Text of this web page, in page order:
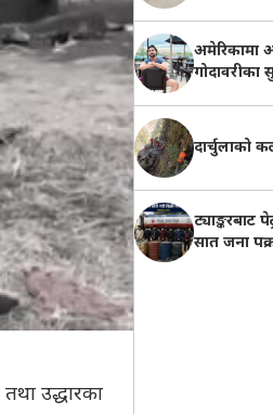
उद्धारका
अमेरिकामा
गोदावरीका
दार्चुलाको
ट्याङ्करबाट
सात जना